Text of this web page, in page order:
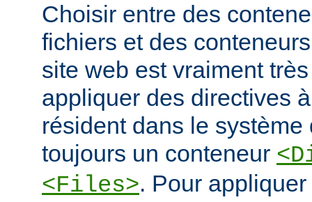
Choisir entre des
fichiers et des
site web est vraiment
appliquer des directives
résident dans le
toujours un conteneur
<Files>. Pour